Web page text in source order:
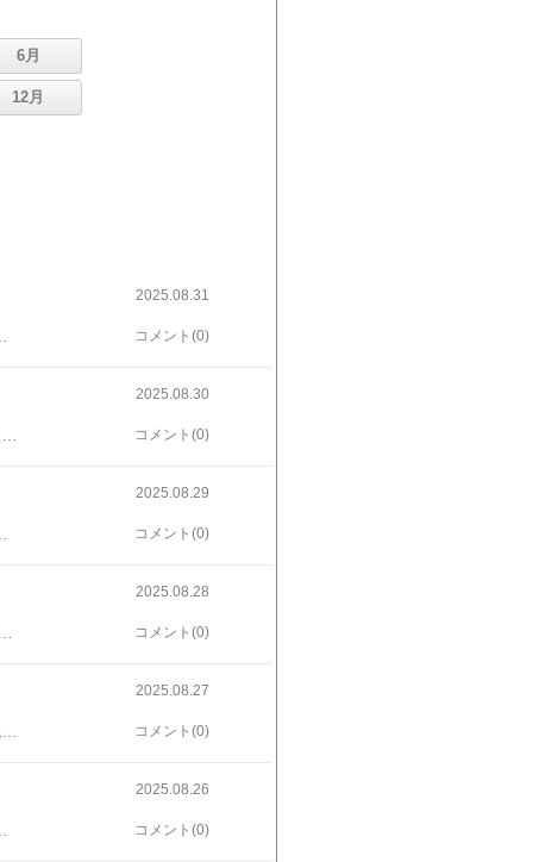
6月
12月
2025.08.31
コメント(0)
2025.08.30
コメント(0)
2025.08.29
コメント(0)
ら小鉢もデザートももっとしっかりしたのが欲しいな。客は続々というほどではないが、そこそこやって来てる。
2025.08.28
コメント(0)
昨日の昼は、マック、伝説の2週間！ということでチーチーダブチ。チーズがたっぷり〜その代わりにサラダと野菜ジュースで調整〜。盆も終わり、学校も始まったところもあり普段の昼間のように落ち着いてた。そう言えば先日の夜、こんなんも食べたな。もうトリプルはちょっときついので…(笑)。来月には月見が始まる〜。
2025.08.27
コメント(0)
2025.08.26
コメント(0)